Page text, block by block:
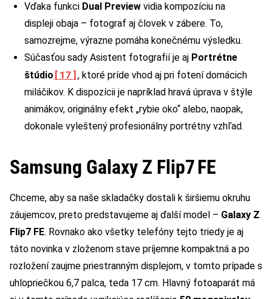
Vďaka funkci Dual Preview vidia kompozíciu na
displeji obaja – fotograf aj človek v zábere. To,
samozrejme, výrazne pomáha konečnému výsledku.
Súčasťou sady Asistent fotografií je aj Portrétne
štúdio [17], ktoré príde vhod aj pri fotení domácich
miláčikov. K dispozícii je napríklad hravá úprava v štýle
animákov, originálny efekt „rybie oko“ alebo, naopak,
dokonale vyleštený profesionálny portrétny vzhľad.
Samsung Galaxy Z Flip7 FE
Chceme, aby sa naše skladačky dostali k širšiemu okruhu
záujemcov, preto predstavujeme aj ďalší model – Galaxy Z
Flip7 FE. Rovnako ako všetky telefóny tejto triedy je aj
táto novinka v zloženom stave príjemne kompaktná a po
rozložení zaujme priestranným displejom, v tomto prípade s
uhlopriečkou 6,7 palca, teda 17 cm. Hlavný fotoaparát má